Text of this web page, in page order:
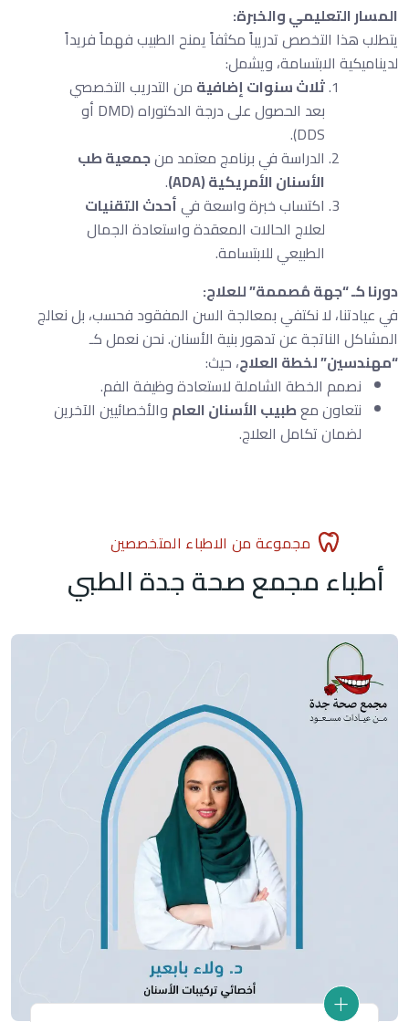
المسار التعليمي والخبرة:
يتطلب هذا التخصص تدريباً مكثفاً يمنح الطبيب فهماً فريداً
لديناميكية الابتسامة، ويشمل:
ثلاث سنوات إضافية من التدريب التخصصي
بعد الحصول على درجة الدكتوراه (DMD أو
DDS).
الدراسة في برنامج معتمد منجمعية طب
الأسنان الأمريكية (ADA)
.
اكتساب خبرة واسعة فيأحدث التقنيات
لعلاج الحالات المعقدة واستعادة الجمال
الطبيعي للابتسامة.
دورنا كـ “جهة مُصممة” للعلاج:
في عيادتنا، لا نكتفي بمعالجة السن المفقود فحسب، بل نعالج
المشاكل الناتجة عن تدهور بنية الأسنان. نحن نعمل كـ
“مهندسين” لخطة العلاج، حيث:
نصمم الخطة الشاملة لاستعادة وظيفة الفم.
نتعاون معطبيب الأسنان العام والأخصائيين الآخرين
لضمان تكامل العلاج.
مجموعة من الاطباء المتخصصين
أطباء مجمع صحة جدة الطبي